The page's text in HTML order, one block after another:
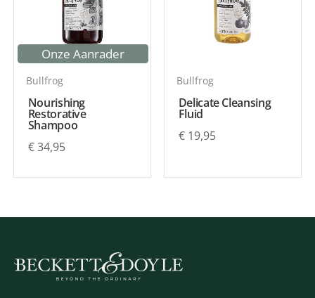
Onze Aanrader
Bullfrog
Nourishing
Restorative
Shampoo
€34,95
Bullfrog
Delicate Cleansing
Fluid
€19,95